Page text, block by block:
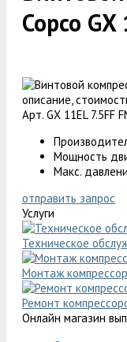
Copco GX
Арт. GX 11EL 7.5FF
Мощность
Макс.
отправить запрос
Услуги
Техническое
Монтаж
Ремонт
Онлайн магазин